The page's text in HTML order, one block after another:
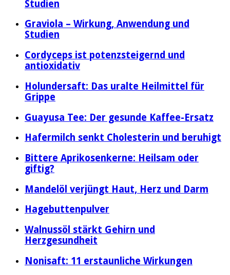
Studien
Graviola – Wirkung, Anwendung und
Studien
Cordyceps ist potenzsteigernd und
antioxidativ
Holundersaft: Das uralte Heilmittel für
Grippe
Guayusa Tee: Der gesunde Kaffee-Ersatz
Hafermilch senkt Cholesterin und beruhigt
Bittere Aprikosenkerne: Heilsam oder
giftig?
Mandelöl verjüngt Haut, Herz und Darm
Hagebuttenpulver
Walnussöl stärkt Gehirn und
Herzgesundheit
Nonisaft: 11 erstaunliche Wirkungen